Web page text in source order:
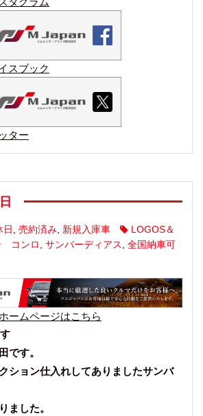
スブック
ター
日 , 売約済み, 新規入庫車
LOGOS＆
コンロ, サンバーディアス , 全国納車可
ームページはこちら
です。
ション仕入れしてありましたサンバ
ました。